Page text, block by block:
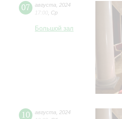
07 августа
2024
17:00 Ср
Большой зал
10 августа
2024